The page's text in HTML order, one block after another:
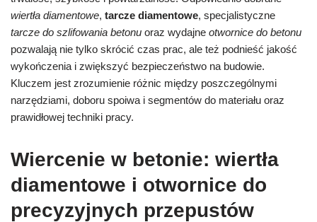
wiertła diamentowe, tarcze diamentowe, specjalistyczne
tarcze do szlifowania betonu oraz wydajne otwornice do betonu
pozwalają nie tylko skrócić czas prac, ale też podnieść jakość
wykończenia i zwiększyć bezpieczeństwo na budowie.
Kluczem jest zrozumienie różnic między poszczególnymi
narzędziami, doboru spoiwa i segmentów do materiału oraz
prawidłowej techniki pracy.
Wiercenie w betonie: wiertła
diamentowe i otwornice do
precyzyjnych przepustów